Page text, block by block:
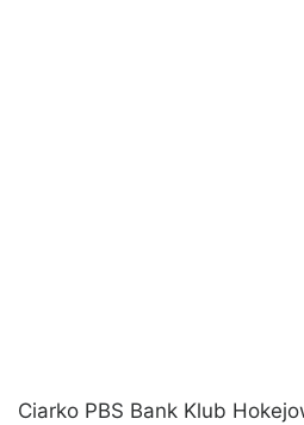
Ciarko PBS Bank Klub